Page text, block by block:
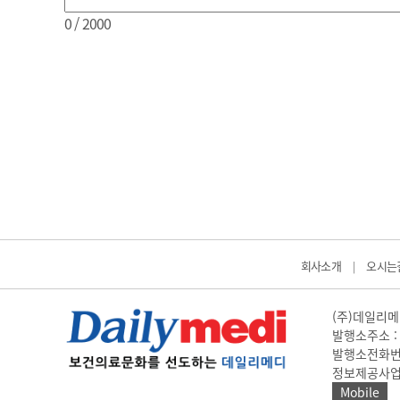
0/ 2000
회사소개 | 오시는
(주)데일리
발행소주소
발행소전화
정보제공
Mobile